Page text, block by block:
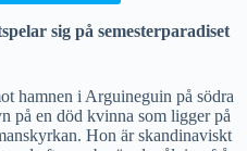
sig på semesterparadiset
hamnen i Arguineguin på södra
på en död kvinna som ligger på
Hon är skandinaviskt